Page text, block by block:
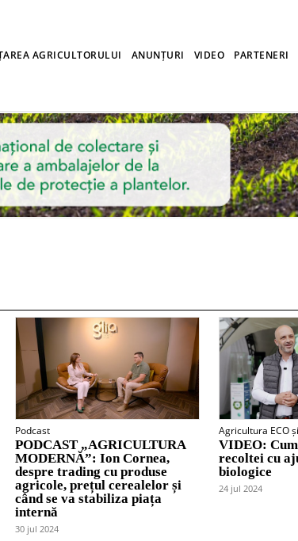
AGRICULTORULUI ANUNȚURI VIDEO PARTENERI
Podcast
PODCAST „AGRICULTURA
MODERNĂ”: Ion Cornea,
despre trading cu produse
agricole, prețul cerealelor și
când se va stabiliza piața
internă
30 jul 2024
Agricultura ECO
VIDEO:
recoltei cu
biologice
24 jul 2024